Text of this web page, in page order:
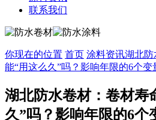
联系我们
你现在的位置 首页 涂料资讯湖北防
能“用这么久”吗？影响年限的6个变
湖北防水卷材：卷材寿
久”吗？影响年限的6个